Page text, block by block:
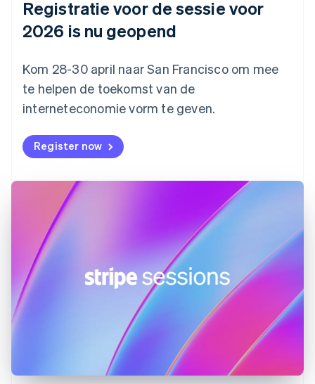
Registratie voor de sessie voor
2026 is nu geopend
Kom 28-30 april naar San Francisco om mee
te helpen de toekomst van de
interneteconomie vorm te geven.
Register now
Estland
English
Finland
Frankrijk
Gibraltar
English
English
Hongarije
Hongkong SAR, China
English简体中文
Ierland
English
India
English
English